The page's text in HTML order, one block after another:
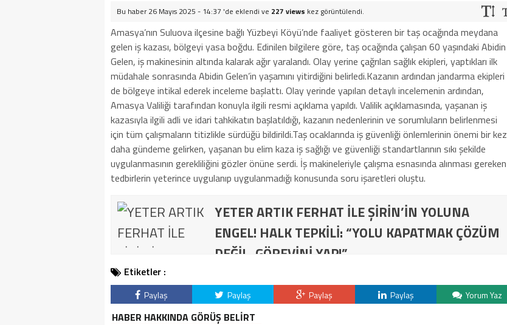
Bu haber 26 Mayıs 2025 - 14:37 'de eklendi ve 227 views kez görüntülendi.
Amasya’nın Suluova ilçesine bağlı Yüzbeyi Köyü’nde faaliyet gösteren bir taş ocağında meydana
gelen iş kazası, bölgeyi yasa boğdu. Edinilen bilgilere göre, taş ocağında çalışan 60 yaşındaki Abidin
Gelen, iş makinesinin altında kalarak ağır yaralandı. Olay yerine çağrılan sağlık ekipleri, yaptıkları ilk
müdahale sonrasında Abidin Gelen’in yaşamını yitirdiğini belirledi.Kazanın ardından jandarma ekipleri
de bölgeye intikal ederek inceleme başlattı. Olay yerinde yapılan detaylı incelemenin ardından,
Amasya Valiliği tarafından konuyla ilgili resmi açıklama yapıldı. Valilik açıklamasında, yaşanan iş
kazasıyla ilgili adli ve idari tahkikatın başlatıldığı, kazanın nedenlerinin ve sorumluların belirlenmesi
için tüm çalışmaların titizlikle sürdüğü bildirildi.Taş ocaklarında iş güvenliği önlemlerinin önemi bir kez
daha gündeme gelirken, yaşanan bu elim kaza iş sağlığı ve güvenliği standartlarının sıkı şekilde
uygulanmasının gerekliliğini gözler önüne serdi. İş makineleriyle çalışma esnasında alınması gereken
tedbirlerin yeterince uygulanıp uygulanmadığı konusunda soru işaretleri oluştu.
YETER ARTIK FERHAT İLE ŞİRİN’İN YOLUNA
ENGEL! HALK TEPKİLİ: “YOLU KAPATMAK ÇÖZÜM
DEĞİL, GÖREVİNİ YAP!”
Etiketler :
Paylaş Paylaş Paylaş Paylaş Yorum Yaz
HABER HAKKINDA GÖRÜŞ BELİRT